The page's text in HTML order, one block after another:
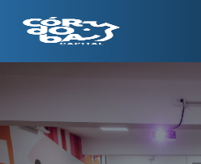
contenido